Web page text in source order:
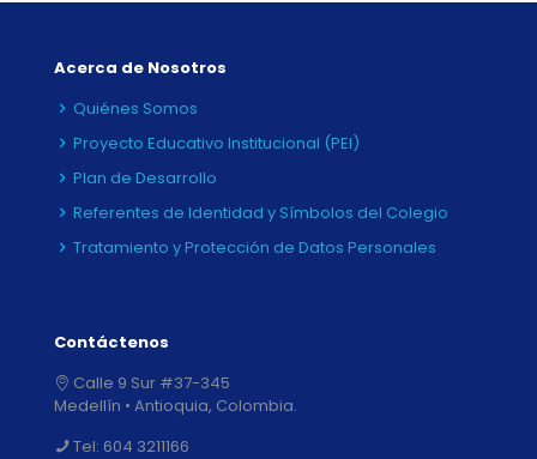
Acerca de Nosotros
Quiénes Somos
Proyecto Educativo Institucional (PEI)
Plan de Desarrollo
Referentes de Identidad y Símbolos del Colegio
Tratamiento y Protección de Datos Personales
Contáctenos
Calle 9 Sur #37-345
Medellín • Antioquia, Colombia.
Tel: 604 3211166